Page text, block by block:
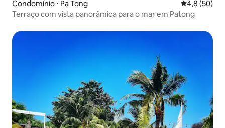
Condomínio ⋅ Pa Tong 4,8 de uma
4,8 (50)
Terraço com vista panorâmica para o mar em Patong